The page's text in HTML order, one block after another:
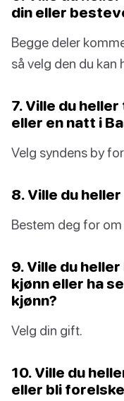
din eller
Begge deler
så velg den du kan
7. Ville du
eller en natt i
Velg syndens by
8. Ville du
Bestem deg for
9. Ville du
kjønn eller ha
kjønn?
Velg din gift.
10. Ville du
eller bli